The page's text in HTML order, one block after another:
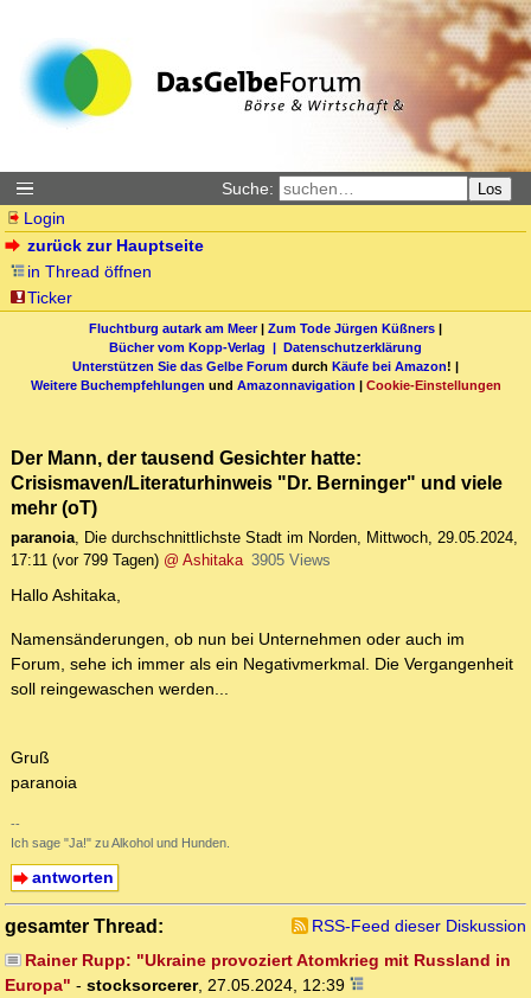
Suche: Los
Login
zurück zur Hauptseite
in Thread öffnen
Ticker
Fluchtburg autark am Meer| Zum Tode Jürgen Küßners |
Bücher vom Kopp-Verlag | Datenschutzerklärung
Unterstützen Sie das Gelbe Forum durch Käufe bei Amazon! |
Weitere Buchempfehlungen und Amazonnavigation | Cookie-Einstellungen
Der Mann, der tausend Gesichter hatte:
Crisismaven/Literaturhinweis "Dr. Berninger" und viele
mehr (oT)
paranoia, Die durchschnittlichste Stadt im Norden, Mittwoch, 29.05.2024,
17:11 (vor 799 Tagen) @ Ashitaka 3905 Views
Hallo Ashitaka,
Namensänderungen, ob nun bei Unternehmen oder auch im
Forum, sehe ich immer als ein Negativmerkmal. Die Vergangenheit
soll reingewaschen werden...
Gruß
paranoia
--
Ich sage "Ja!" zu Alkohol und Hunden.
antworten
gesamter Thread:
RSS-Feed dieser Diskussion
Rainer Rupp: "Ukraine provoziert Atomkrieg mit Russland in
Europa" - stocksorcerer, 27.05.2024, 12:39